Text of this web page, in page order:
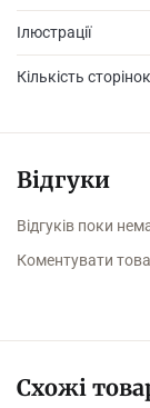
Ілюстрації
Кількість
Відгуки
Відгуків поки
Коментувати
Схожі